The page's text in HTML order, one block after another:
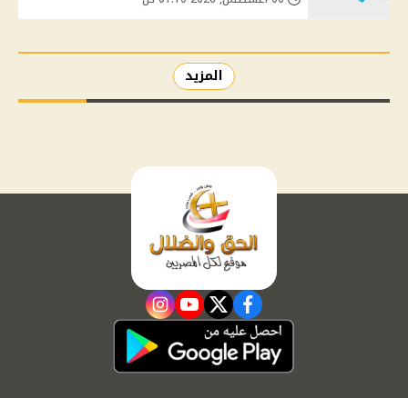
المزيد
facebook
twitter
youtube
instagram